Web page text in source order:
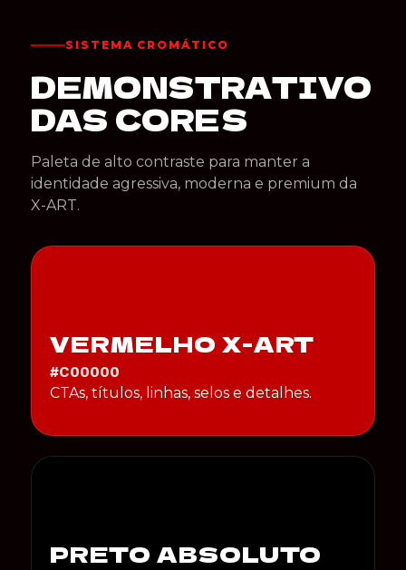
SISTEMA CROMÁTICO
DEMONSTRATIVO
DAS CORES
Paleta de alto contraste para manter a
identidade agressiva, moderna e premium da
X-ART.
VERMELHO X-ART
#C00000
CTAs, títulos, linhas, selos e detalhes.
PRETO ABSOLUTO